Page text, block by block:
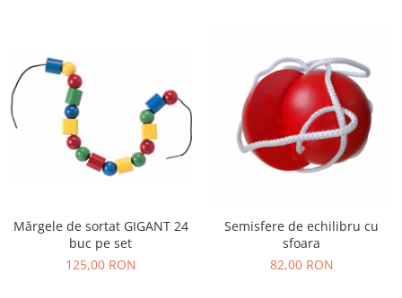
Mărgele de sortat GIGANT 24
buc pe set
125,00 RON
Semisfere de echilibru cu
sfoara
82,00 RON